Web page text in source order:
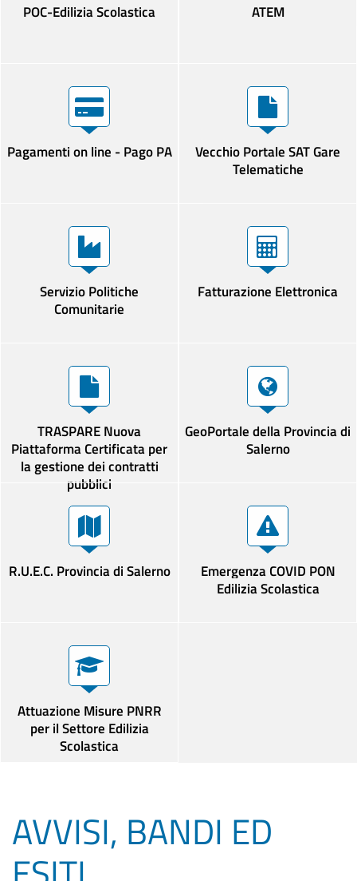
POC-Edilizia Scolastica ATEM
Pagamenti on line - Pago PA
Vecchio Portale SAT Gare
Telematiche
Servizio Politiche
Comunitarie
Fatturazione Elettronica
TRASPARE Nuova
Piattaforma Certificata per
la gestione dei contratti
pubblici
GeoPortale della Provincia di
Salerno
R.U.E.C. Provincia di Salerno
Emergenza COVID PON
Edilizia Scolastica
Attuazione Misure PNRR
per il Settore Edilizia
Scolastica
AVVISI, BANDI ED